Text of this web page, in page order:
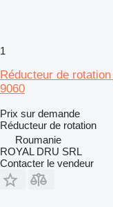
1
Réducteur de
9060
Prix sur demande
Réducteur de rotation
Roumanie
ROYAL DRU SRL
Contacter le vendeur